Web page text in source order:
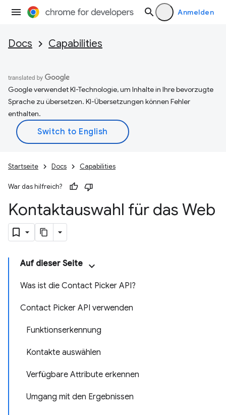
Anmelden
Docs Capabilities
Google verwendet KI-Technologie, um Inhalte in Ihre bevorzugte
Sprache zu übersetzen. KI-Übersetzungen können Fehler
enthalten.
Startseite Docs Capabilities
War das hilfreich?
Kontaktauswahl für das Web
Auf dieser Seite
Was ist die Contact Picker API?
Contact Picker API verwenden
Funktionserkennung
Kontakte auswählen
Verfügbare Attribute erkennen
Umgang mit den Ergebnissen